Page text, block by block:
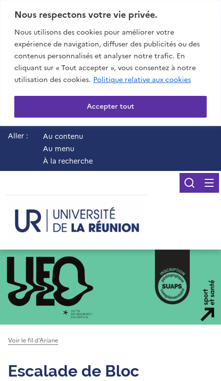
Nous respectons votre vie privée.
Nous utilisons des cookies pour améliorer votre
expérience de navigation, diffuser des publicités ou des
contenus personnalisés et analyser notre trafic. En
cliquant sur « Tout accepter », vous consentez à notre
utilisation des cookies. Politique relative aux cookies
Accepter tout
Aller :
Au contenu
Au menu
À la recherche
Voir le fil d’Ariane
Escalade de Bloc